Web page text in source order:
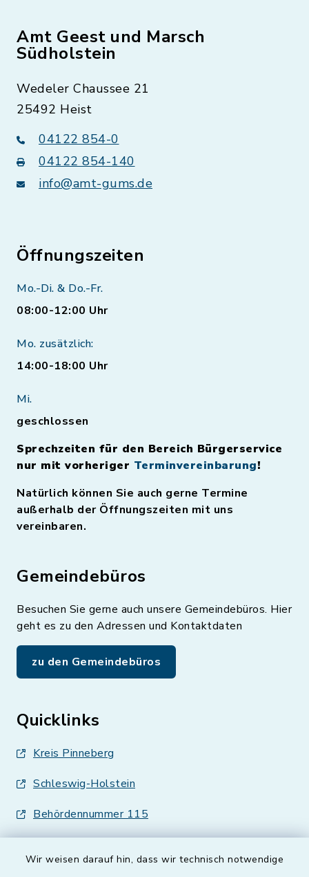
Wir weisen darauf hin, dass wir technisch notwendige
Amt Geest und Marsch
Südholstein
Wedeler Chaussee 21
25492 Heist
04122 854-0
04122 854-140
info@amt-gums.de
Öffnungszeiten
Mo.-Di. & Do.-Fr.
08:00-12:00 Uhr
Mo. zusätzlich:
14:00-18:00 Uhr
Mi.
geschlossen
Sprechzeiten für den Bereich Bürgerservice
nur mit vorheriger Terminvereinbarung!
Natürlich können Sie auch gerne Termine
außerhalb der Öffnungszeiten mit uns
vereinbaren.
Gemeindebüros
Besuchen Sie gerne auch unsere Gemeindebüros. Hier
geht es zu den Adressen und Kontaktdaten
zu den Gemeindebüros
Quicklinks
Kreis Pinneberg
Schleswig-Holstein
Behördennummer 115